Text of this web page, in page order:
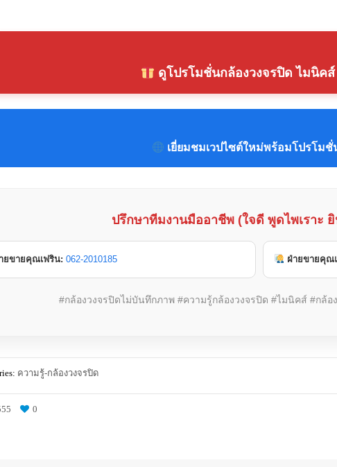
ดูโปรโมชั่นกล้องวงจรปิด ไมนิค
เยี่ยมชมเวปไซต์ใหม่พร้อมโปรโมชั่
ปรึกษาทีมงานมืออาชีพ (ใจดี พูดไพเราะ
ยขายคุณเฟริน: 062-2010185 ฝ่ายขายคุณ
#กล้องวงจรปิดไม่บันทึกภาพ #ความรู้กล้องวงจรปิด #ไมนิคส์ #กล้
ความรู้-กล้องวงจรปิด
0